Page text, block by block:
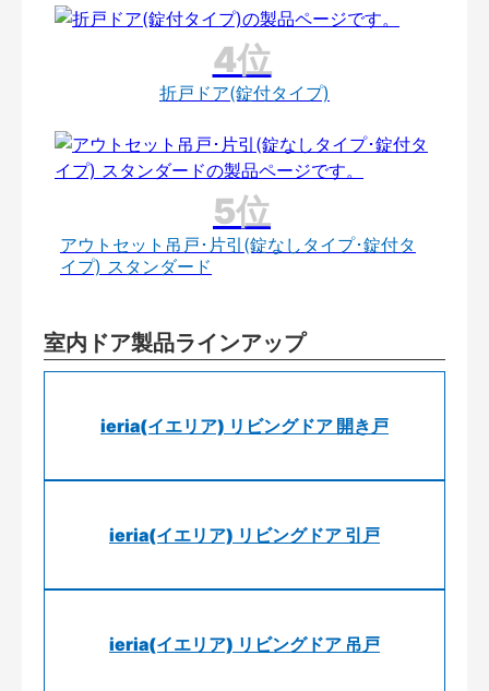
折戸ドア(錠付タイプ)
アウトセット吊戸･片引(錠なしタイプ･錠付タ
イプ) スタンダード
室内ドア製品ラインアップ
ieria(イエリア) リビングドア 開き戸
ieria(イエリア) リビングドア 引戸
ieria(イエリア) リビングドア 吊戸